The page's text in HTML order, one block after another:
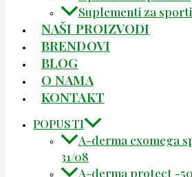
Suplementi za
NAŠI PROIZVODI
BRENDOVI
BLOG
O NAMA
KONTAKT
POPUSTI
A-derma exomega
31/08
A-derma protect -